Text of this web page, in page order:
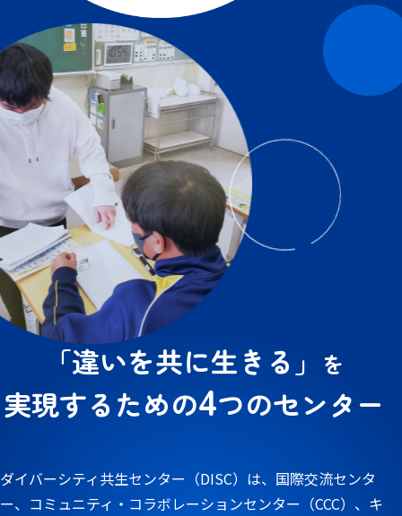
「違いを共に生きる」 を
実現するための4つのセンター
ダイバーシティ共生センター（DISC）は、国際交流センタ
ー、コミュニティ・コラボレーションセンター（CCC）、キ